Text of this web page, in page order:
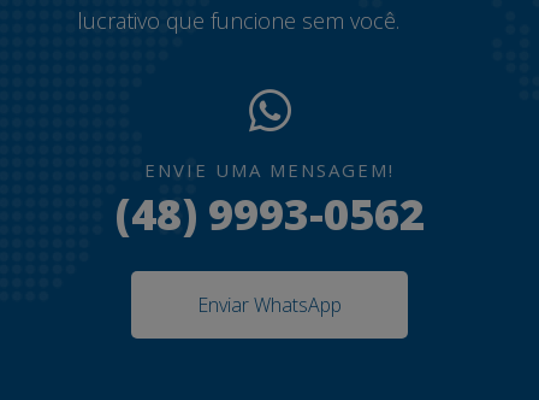
lucrativo que funcione sem você.
ENVIE UMA MENSAGEM!
(48) 9993-0562
Enviar WhatsApp